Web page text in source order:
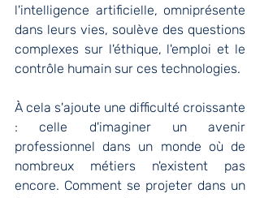
l'intelligence artificielle, omniprésente
dans leurs vies, soulève des questions
complexes sur l'éthique, l'emploi et le
contrôle humain sur ces technologies.
À cela s'ajoute une difficulté croissante
: celle d'imaginer un avenir
professionnel dans un monde où de
nombreux métiers n'existent pas
encore. Comment se projeter dans un